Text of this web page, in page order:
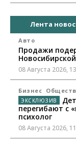
Лента
Авто
Продажи
08 Августа 2026,
Бизнес
перегибают с
психолог
08 Августа 2026,